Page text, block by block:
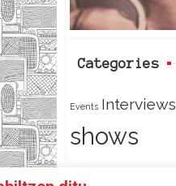
o r
Categories
Events Interviews
shows